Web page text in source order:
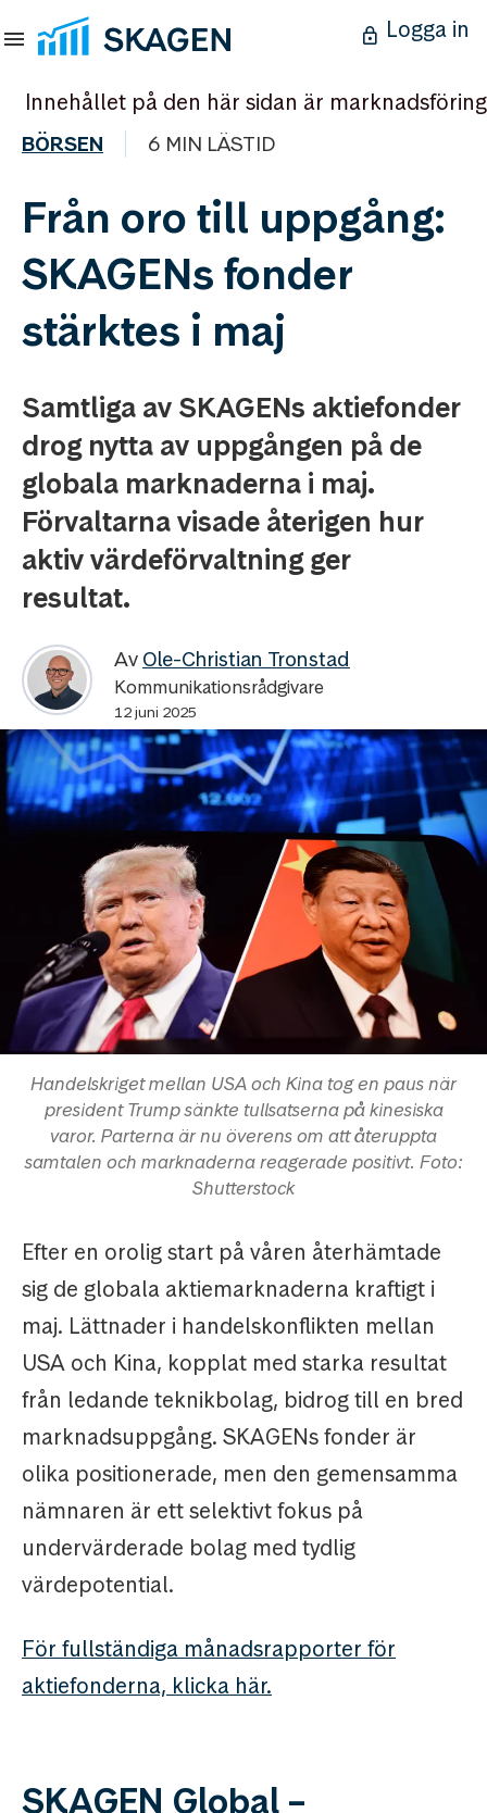
Logga in
Innehållet på den här sidan är marknadsföring
BÖRSEN 6 MIN LÄSTID
Från oro till uppgång:
SKAGENs fonder
stärktes i maj
Samtliga av SKAGENs aktiefonder
drog nytta av uppgången på de
globala marknaderna i maj.
Förvaltarna visade återigen hur
aktiv värdeförvaltning ger
resultat.
Av Ole-Christian Tronstad
Kommunikationsrådgivare
12 juni 2025
Handelskriget mellan USA och Kina tog en paus när
president Trump sänkte tullsatserna på kinesiska
varor. Parterna är nu överens om att återuppta
samtalen och marknaderna reagerade positivt. Foto:
Shutterstock
Efter en orolig start på våren återhämtade
sig de globala aktiemarknaderna kraftigt i
maj. Lättnader i handelskonflikten mellan
USA och Kina, kopplat med starka resultat
från ledande teknikbolag, bidrog till en bred
marknadsuppgång. SKAGENs fonder är
olika positionerade, men den gemensamma
nämnaren är ett selektivt fokus på
undervärderade bolag med tydlig
värdepotential.
För fullständiga månadsrapporter för
aktiefonderna, klicka här.
SKAGEN Global –